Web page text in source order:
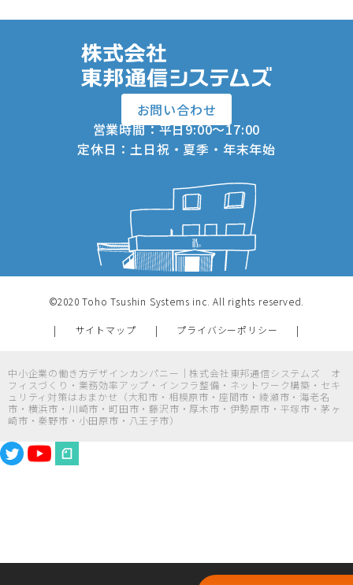
お問い合わせ
営業時間：平日9:00～17:00
定休日：土日祝・夏季・年末年始
©2020 Toho Tsushin Systems inc. All rights reserved.
サイトマップ プライバシーポリシー
中小企業の働き方デザインカンパニー｜株式会社東邦通信システムズ オ
フィスづくり・業務効率アップ・インフラ整備・ネットワーク構築・セキ
ュリティ対策はおまかせ（大和市・相模原市・座間市・綾瀬市・海老名
市・横浜市・川崎市・町田市・藤沢市・厚木市・伊勢原市・平塚市・茅ヶ
崎市・秦野市・小田原市・八王子市）